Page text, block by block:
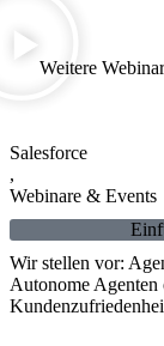
Weitere
Salesforce
,
Webinare & Events
Wir stellen vor:
Autonome